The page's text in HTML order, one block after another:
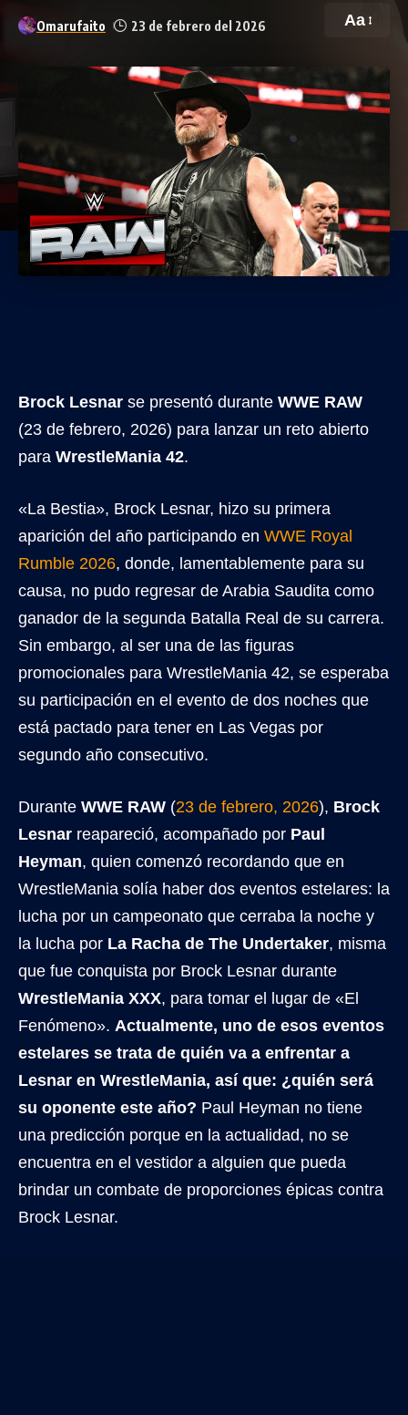
Omarufaito 23 de febrero del 2026 Aa
Brock Lesnar se presentó durante WWE RAW
(23 de febrero, 2026) para lanzar un reto abierto
para WrestleMania 42.
«La Bestia», Brock Lesnar, hizo su primera
aparición del año participando en WWE Royal
Rumble 2026, donde, lamentablemente para su
causa, no pudo regresar de Arabia Saudita como
ganador de la segunda Batalla Real de su carrera.
Sin embargo, al ser una de las figuras
promocionales para WrestleMania 42, se esperaba
su participación en el evento de dos noches que
está pactado para tener en Las Vegas por
segundo año consecutivo.
Durante WWE RAW (23 de febrero, 2026), Brock
Lesnar reapareció, acompañado por Paul
Heyman, quien comenzó recordando que en
WrestleMania solía haber dos eventos estelares: la
lucha por un campeonato que cerraba la noche y
la lucha por La Racha de The Undertaker, misma
que fue conquista por Brock Lesnar durante
WrestleMania XXX, para tomar el lugar de «El
Fenómeno». Actualmente, uno de esos eventos
estelares se trata de quién va a enfrentar a
Lesnar en WrestleMania, así que: ¿quién será
su oponente este año? Paul Heyman no tiene
una predicción porque en la actualidad, no se
encuentra en el vestidor a alguien que pueda
brindar un combate de proporciones épicas contra
Brock Lesnar.